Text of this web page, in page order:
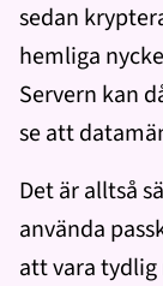
sedan
hemliga
Servern kan
se att
Det är alltså
använda
att vara